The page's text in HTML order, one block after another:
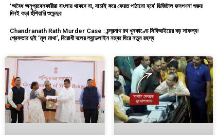
‘অবৈধ অনুপ্রবেশকারীরা বাংলায় থাকবে না, যাচাই করে ফেরত পাঠানো হবে’ ডিজিটাল জনগণনা শুরুর
দিনই কড়া হুঁশিয়ারি শুভেন্দুর
Chandranath Rath Murder Case : চন্দ্রনাথ রথ খুনকাণ্ডে সিবিআইয়ের বড় সাফল্য!
গ্রেফতার দুই ‘মূল মাথা’, বিরোধী দলের ল্যান্ডলাইন নম্বর ঘিরে নতুন রহস্য